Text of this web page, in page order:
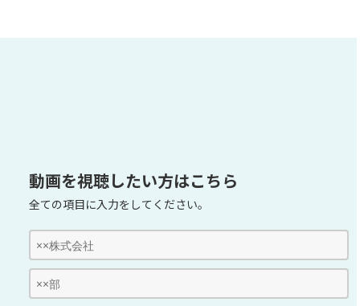
動画を視聴したい方はこちら
全ての項目に入力をしてください。